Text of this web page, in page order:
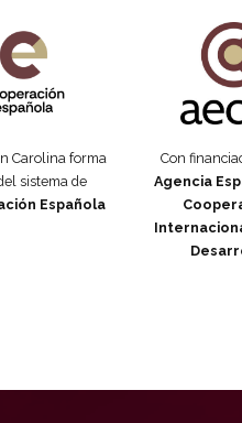
Carolina forma
sistema de
Española
Con
Agencia